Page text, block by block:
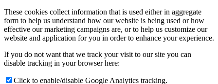
These cookies collect information that is used either in aggregate
form to help us understand how our website is being used or how
effective our marketing campaigns are, or to help us customize our
website and application for you in order to enhance your experience.
If you do not want that we track your visit to our site you can
disable tracking in your browser here:
Click to enable/disable Google Analytics tracking.